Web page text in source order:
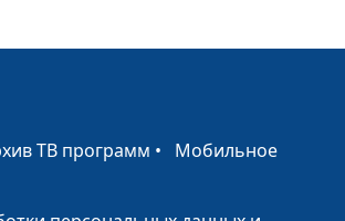
Павел Меженин,
ТВ программ • Мобильное